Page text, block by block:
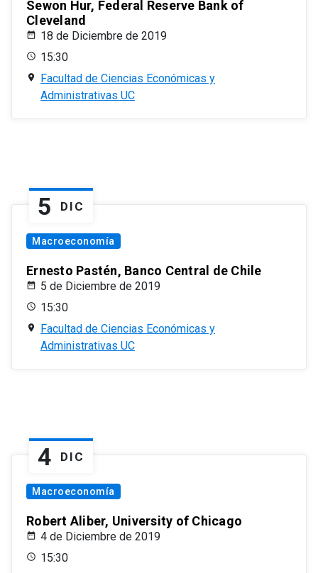
Sewon Hur, Federal Reserve Bank of
Cleveland
18 de Diciembre de 2019
15:30
Facultad de Ciencias Económicas y
Administrativas UC
5 DIC
Macroeconomía
Ernesto Pastén, Banco Central de Chile
5 de Diciembre de 2019
15:30
Facultad de Ciencias Económicas y
Administrativas UC
4 DIC
Macroeconomía
Robert Aliber, University of Chicago
4 de Diciembre de 2019
15:30